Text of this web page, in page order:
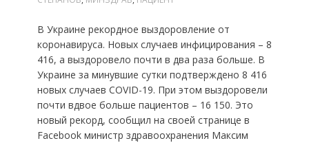
В Украине рекордное выздоровление от
коронавируса. Новых случаев инфицирования – 8
416, а выздоровело почти в два раза больше. В
Украине за минувшие сутки подтверждено 8 416
новых случаев COVID-19. При этом выздоровели
почти вдвое больше пациентов – 16 150. Это
новый рекорд, сообщил на своей странице в
Facebook министр здравоохранения Максим